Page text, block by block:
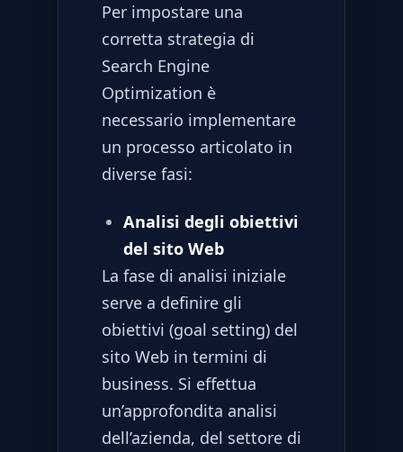
Per impostare una
corretta strategia di
Search Engine
Optimization è
necessario implementare
un processo articolato in
diverse fasi:
Analisi degli obiettivi
del sito Web
La fase di analisi iniziale
serve a definire gli
obiettivi (goal setting) del
sito Web in termini di
business. Si effettua
un’approfondita analisi
dell’azienda, del settore di